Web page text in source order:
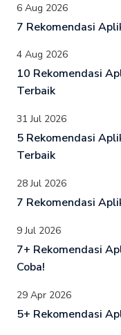
6 Aug 2026
7 Rekomendasi
4 Aug 2026
10 Rekomendasi
Terbaik
31 Jul 2026
5 Rekomendasi
Terbaik
28 Jul 2026
7 Rekomendasi
9 Jul 2026
7+ Rekomendasi
Coba!
29 Apr 2026
5+ Rekomendasi